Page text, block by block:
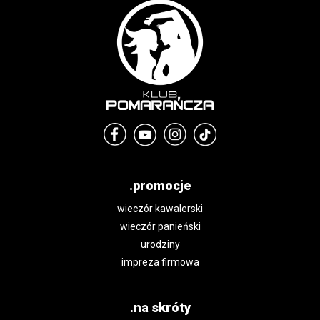
.promocje
wieczór kawalerski
wieczór panieński
urodziny
impreza firmowa
.na skróty